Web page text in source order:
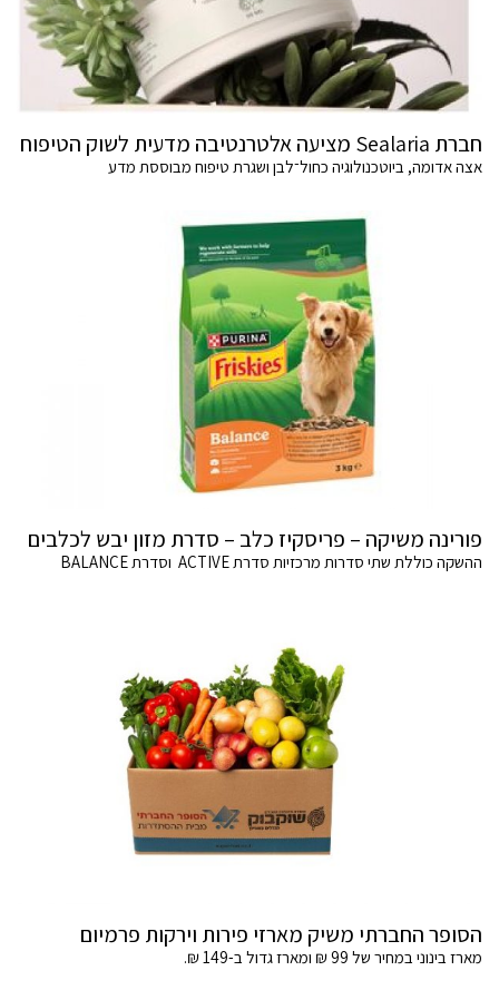
חברת Sealaria מציעה אלטרנטיבה מדעית לשוק הטיפוח
אצה אדומה, ביוטכנולוגיה כחול־לבן ושגרת טיפוח מבוססת מדע
פורינה משיקה – פריסקיז כלב – סדרת מזון יבש לכלבים
ההשקה כוללת שתי סדרות מרכזיות סדרת ACTIVE וסדרת BALANCE
הסופר החברתי משיק מארזי פירות וירקות פרמיום
מארז בינוני במחיר של 99 ₪ ומארז גדול ב-149 ₪.